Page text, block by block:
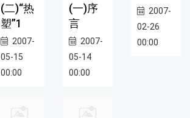
(二)“热
塑”1
2007-
05-15
00:00
(一)序
言
2007-
05-14
00:00
2007-
02-26
00:00